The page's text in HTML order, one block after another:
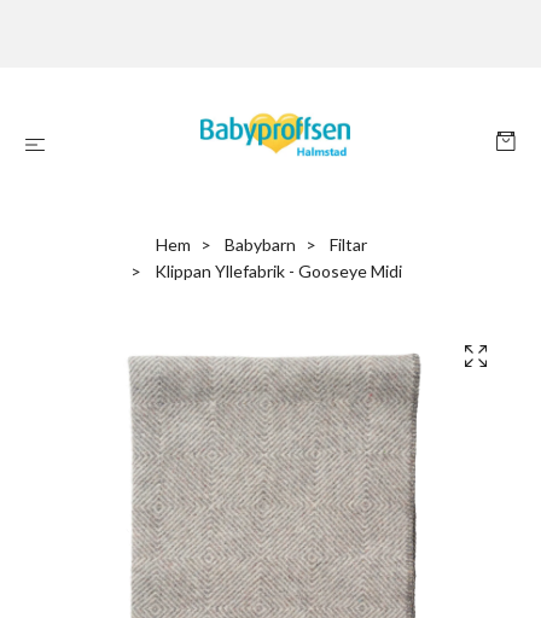
Hem Babybarn
Filtar
Klippan Yllefabrik - Gooseye Midi